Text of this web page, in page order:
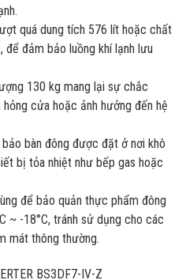
quá dung tích 576 lít hoặc chất
đảm bảo luồng khí lạnh lưu
130 kg mang lại sự chắc
cửa hoặc ảnh hưởng đến hệ
bàn đông được đặt ở nơi khô
bị tỏa nhiệt như bếp gas hoặc
để bảo quản thực phẩm đông
~ -18°C, tránh sử dụng cho các
mát thông thường.